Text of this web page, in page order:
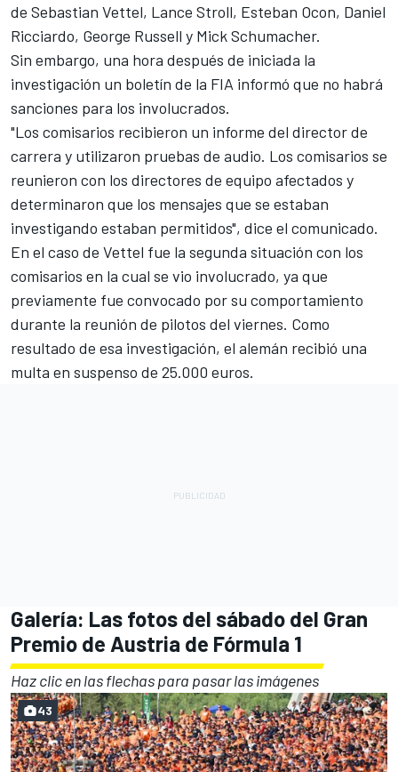
de Sebastian Vettel, Lance Stroll, Esteban Ocon, Daniel
Ricciardo, George Russell y Mick Schumacher.
Sin embargo, una hora después de iniciada la
investigación un boletín de la FIA informó que no habrá
sanciones para los involucrados.
"Los comisarios recibieron un informe del director de
carrera y utilizaron pruebas de audio. Los comisarios se
reunieron con los directores de equipo afectados y
determinaron que los mensajes que se estaban
investigando estaban permitidos", dice el comunicado.
En el caso de Vettel fue la segunda situación con los
comisarios en la cual se vio involucrado, ya que
previamente fue convocado por su comportamiento
durante la reunión de pilotos del viernes. Como
resultado de esa investigación, el alemán recibió una
multa en suspenso de 25.000 euros.
Galería: Las fotos del sábado del Gran
Premio de Austria de Fórmula 1
Haz clic en las flechas para pasar las imágenes
43